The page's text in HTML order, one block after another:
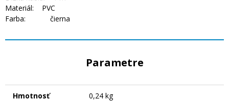
Materiál: PVC
Farba: čierna
Parametre
Hmotnosť 0,24 kg